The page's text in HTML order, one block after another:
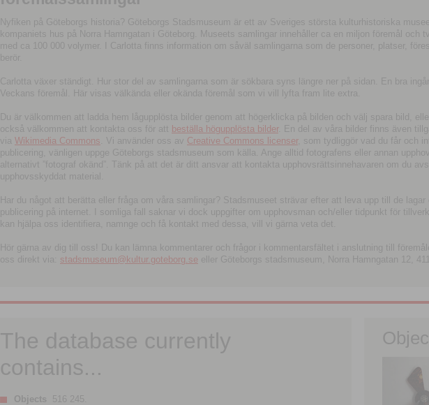
Nyfiken på Göteborgs historia? Göteborgs Stadsmuseum är ett av Sveriges största kulturhistoriska
kompaniets hus på Norra Hamngatan i Göteborg. Museets samlingar innehåller ca en miljon föremål och
med ca 100 000 volymer. I Carlotta finns information om såväl samlingarna som de personer, platser,
berör.
Carlotta växer ständigt. Hur stor del av samlingarna som är sökbara syns längre ner på sidan. En bra
Veckans föremål. Här visas välkända eller okända föremål som vi vill lyfta fram lite extra.
Du är välkommen att ladda hem lågupplösta bilder genom att högerklicka på bilden och välj spara bild,
också välkommen att kontakta oss för att beställa högupplösta bilder. En del av våra bilder finns även
via Wikimedia Commons . Vi använder oss av Creative Commons licenser, som tydliggör vad du får och
publicering, vänligen uppge Göteborgs stadsmuseum som källa. Ange alltid fotografens eller annan
alternativt ”fotograf okänd”. Tänk på att det är ditt ansvar att kontakta upphovsrättsinnehavaren om du
upphovsskyddat material.
Har du något att berätta eller fråga om våra samlingar? Stadsmuseet strävar efter att leva upp till de
publicering på internet. I somliga fall saknar vi dock uppgifter om upphovsman och/eller tidpunkt för
kan hjälpa oss identifiera, namnge och få kontakt med dessa, vill vi gärna veta det.
Hör gärna av dig till oss! Du kan lämna kommentarer och frågor i kommentarsfältet i anslutning till
oss direkt via: stadsmuseum@kultur.goteborg.se eller Göteborgs stadsmuseum, Norra Hamngatan 12,
The database currently
contains...
Objects 516 245.